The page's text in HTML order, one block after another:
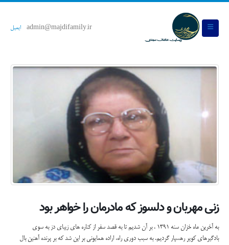
admin@majdifamily.ir ایمیل
زنی مهربان و دلسوز که مادرمان را خواهر بود
به آخرین ماه خزان سنه 1391 ، بر آن شدیم تا به قصد سفر از کناره های زیبای دز به سوی
بادگیرهای کویر رهسپار گردیم. به سبب دوری راه، اراده همایونی بر این شد که بر پرنده آهنین بال